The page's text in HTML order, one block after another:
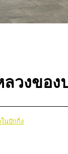
ลวงของ
นปักกิ่ง